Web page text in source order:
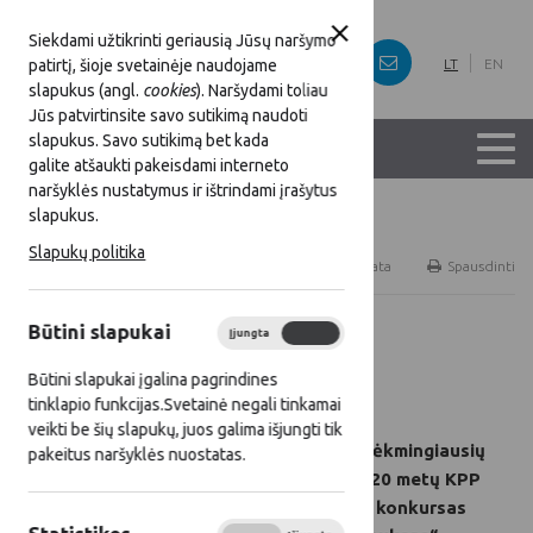
Siekdami užtikrinti geriausią Jūsų naršymo
patirtį, šioje svetainėje naudojame
slapukus (angl. cookies). Naršydami toliau
Jūs patvirtinsite savo sutikimą naudoti
slapukus. Savo sutikimą bet kada
galite atšaukti pakeisdami interneto
naršyklės nustatymus ir ištrindami įrašytus
slapukus.
Slapukų politika
Būtini slapukai Įjungta
Būtini slapukai įgalina pagrindines
tinklapio funkcijas.Svetainė negali tinkamai
veikti be šių slapukų, juos galima išjungti tik
pakeitus naršyklės nuostatas.
LT EN
Titulinis
Spausdinti
Naujienų prenumerata
Visos naujienos
2019 11 15
Vyksta sėkmingiausių
2014–2020 metų KPP
projektų konkursas